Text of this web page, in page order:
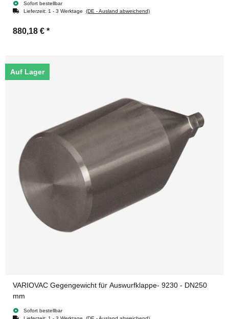
Sofort bestellbar
Lieferzeit: 1 - 3 Werktage (DE - Ausland abweichend)
880,18 € *
Auf Lager
VARIOVAC Gegengewicht für Auswurfklappe- 9230 - DN250
mm
Sofort bestellbar